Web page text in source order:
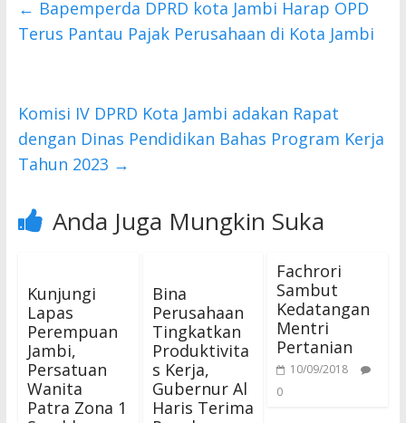
b
o
er s
A
← Bapemperda DPRD kota Jambi Harap OPD
Terus Pantau Pajak Perusahaan di Kota Jambi
Komisi IV DPRD Kota Jambi adakan Rapat
dengan Dinas Pendidikan Bahas Program Kerja
Tahun 2023 →
Anda Juga Mungkin Suka
Kunjungi
Lapas
Perempuan
Jambi,
Persatuan
Wanita
Patra Zona 1
Bina
Perusahaan
Tingkatkan
Produktivita
s Kerja,
Gubernur Al
Haris Terima
Fachrori
Sambut
Kedatangan
Mentri
Pertanian
10/09/2018
0